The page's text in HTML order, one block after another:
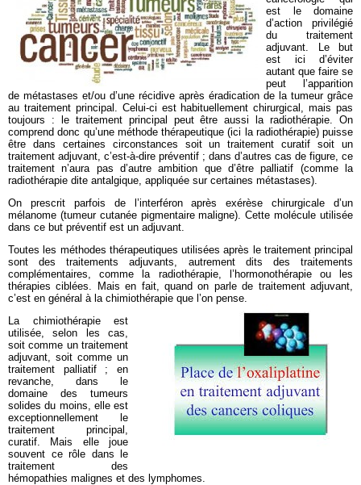
est le domaine
d’action privilégié
du traitement
adjuvant. Le but
est ici d’éviter
autant que faire se
peut l’apparition
de métastases et/ou d’une récidive après éradication de la tumeur grâce
au traitement principal. Celui-ci est habituellement chirurgical, mais pas
toujours : le traitement principal peut être aussi la radiothérapie. On
comprend donc qu’une méthode thérapeutique (ici la radiothérapie) puisse
être dans certaines circonstances soit un traitement curatif soit un
traitement adjuvant, c’est-à-dire préventif ; dans d’autres cas de figure, ce
traitement n’aura pas d’autre ambition que d’être palliatif (comme la
radiothérapie dite antalgique, appliquée sur certaines métastases).
On prescrit parfois de l’interféron après exérèse chirurgicale d’un
mélanome (tumeur cutanée pigmentaire maligne). Cette molécule utilisée
dans ce but préventif est un adjuvant.
Toutes les méthodes thérapeutiques utilisées après le traitement principal
sont des traitements adjuvants, autrement dits des traitements
complémentaires, comme la radiothérapie, l’hormonothérapie ou les
thérapies ciblées. Mais en fait, quand on parle de traitement adjuvant,
c’est en général à la chimiothérapie que l’on pense.
La chimiothérapie est
utilisée, selon les cas,
soit comme un traitement
adjuvant, soit comme un
traitement palliatif ; en
revanche, dans le
domaine des tumeurs
solides du moins, elle est
exceptionnellement le
traitement principal,
curatif. Mais elle joue
souvent ce rôle dans le
traitement des
hémopathies malignes et des lymphomes.